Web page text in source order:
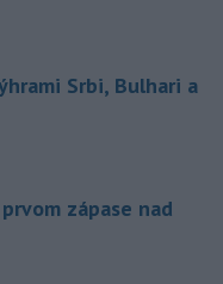
Srbi, Bulhari a
zápase nad